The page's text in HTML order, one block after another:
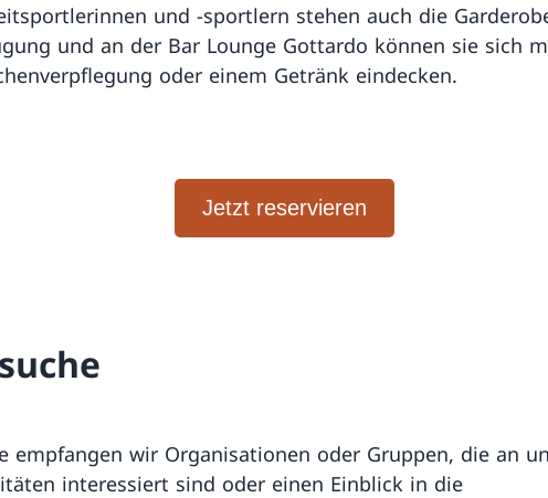
und -sportlern stehen auch die
und an der Bar Lounge Gottardo können sie sich
oder einem Getränk eindecken.
empfangen wir Organisationen oder Gruppen, die an
interessiert sind oder einen Einblick in die